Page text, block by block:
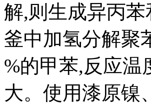
解,则生成异丙苯
釜中加氢分解聚
%的甲苯,反应温
大。使用漆原镍